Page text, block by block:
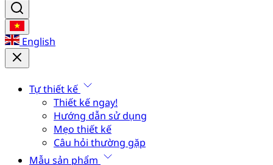
English
Tự thiết kế
Thiết kế ngay!
Hướng dẫn sử dụng
Mẹo thiết kế
Câu hỏi thường gặp
Mẫu sản phẩm